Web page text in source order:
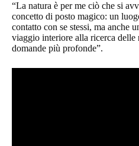
“La natura è per me ciò che si
concetto di posto magico: un
contatto con se stessi, ma anche
viaggio interiore alla ricerca delle
domande più profonde”.